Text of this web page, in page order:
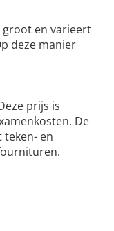
groot en varieert
deze manier
prijs is
De
en